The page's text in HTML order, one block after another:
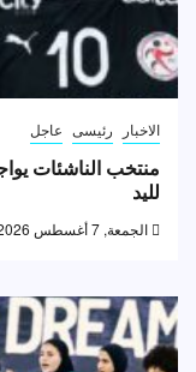
الاخبار رئيسى عاجل
منتخب الناشئات
لليد
الجمعة, 7 أغسطس 2026, 7:56 م